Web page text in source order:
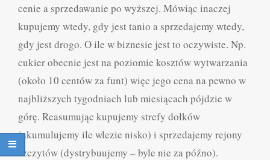
cenie a sprzedawanie po wyższej. Mówiąc inaczej
kupujemy wtedy, gdy jest tanio a sprzedajemy wtedy,
gdy jest drogo. O ile w biznesie jest to oczywiste. Np.
cukier obecnie jest na poziomie kosztów wytwarzania
(około 10 centów za funt) więc jego cena na pewno w
najbliższych tygodniach lub miesiącach pójdzie w
górę. Reasumując kupujemy strefy dołków
(akumulujemy ile wlezie nisko) i sprzedajemy rejony
szczytów (dystrybuujemy – byle nie za późno).